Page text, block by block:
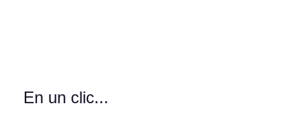
En un clic...